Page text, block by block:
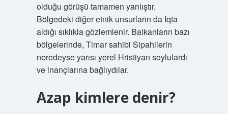
olduğu görüşü tamamen yanlıştır.
Bölgedeki diğer etnik unsurların da Iqta
aldığı sıklıkla gözlemlenir. Balkanların bazı
bölgelerinde, Timar sahibi Sipahilerin
neredeyse yarısı yerel Hristiyan soylulardı
ve inançlarına bağlıydılar.
Azap kimlere denir?